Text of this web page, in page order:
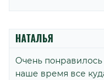
НАТАЛЬЯ
Очень понравилось
наше время все